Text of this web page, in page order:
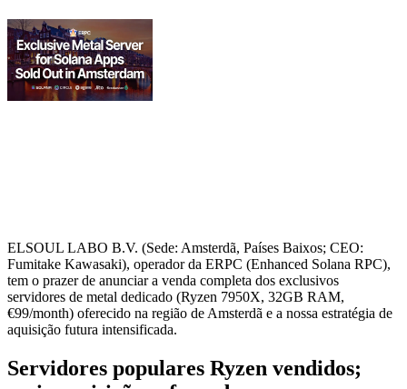
ELSOUL LABO B.V. (Sede: Amsterdã, Países Baixos; CEO:
Fumitake Kawasaki), operador da ERPC (Enhanced Solana RPC),
tem o prazer de anunciar a venda completa dos exclusivos
servidores de metal dedicado (Ryzen 7950X, 32GB RAM,
€99/month) oferecido na região de Amsterdã e a nossa estratégia de
aquisição futura intensificada.
Servidores populares Ryzen vendidos;